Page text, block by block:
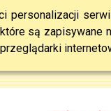
personalizacji
są zapisywane